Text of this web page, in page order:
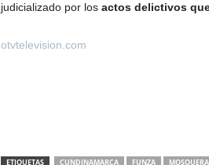
judicializado por los actos delictivos
otvtelevision.com
ETIQUETAS CUNDINAMARCA FUNZA MOSQUERA